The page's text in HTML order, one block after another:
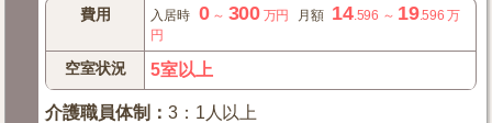
費用 入居時 0～ 300 万円 月額 14.596 ～ 19.596 万
円
空室状況 5室以上
介護職員体制 ：3：1人以上